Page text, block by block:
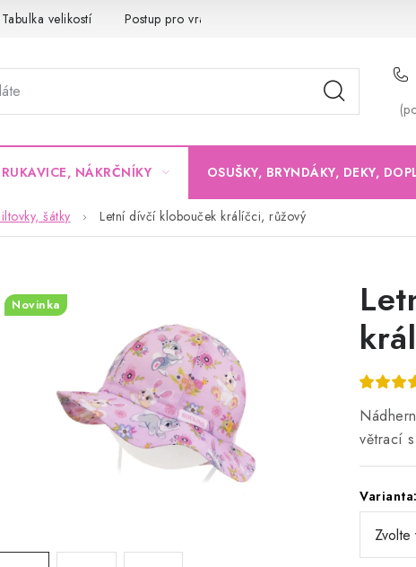
Tabulka velikostí Postup pro vrácení a výměnu
NÁKRČNÍKY OSUŠKY, BRYNDÁKY, DEKY,
šátky Letní dívčí klobouček králíčci, růžový
větrací
Varianta:
Novinka